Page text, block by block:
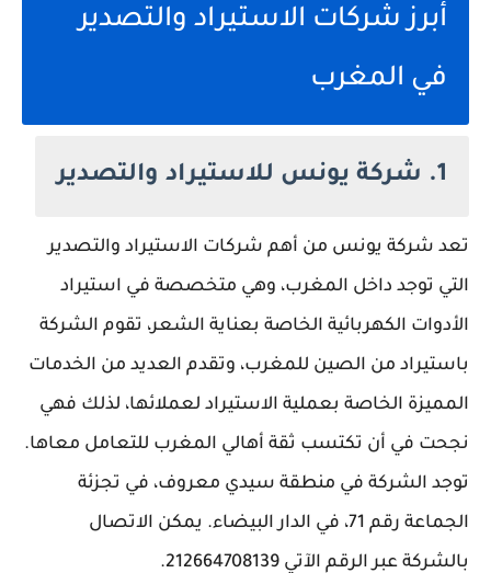
أبرز شركات الاستيراد والتصدير
في المغرب
1. شركة يونس للاستيراد والتصدير
تعد شركة يونس من أهم شركات الاستيراد والتصدير
التي توجد داخل المغرب، وهي متخصصة في استيراد
الأدوات الكهربائية الخاصة بعناية الشعر، تقوم الشركة
باستيراد من الصين للمغرب، وتقدم العديد من الخدمات
المميزة الخاصة بعملية الاستيراد لعملائها، لذلك فهي
نجحت في أن تكتسب ثقة أهالي المغرب للتعامل معاها.
توجد الشركة في منطقة سيدي معروف، في تجزئة
الجماعة رقم 71، في الدار البيضاء. يمكن الاتصال
بالشركة عبر الرقم الآتي 212664708139.